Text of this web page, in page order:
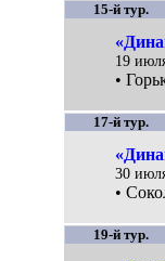
15-й тур.
19
•
17-й тур.
30
•
19-й тур.